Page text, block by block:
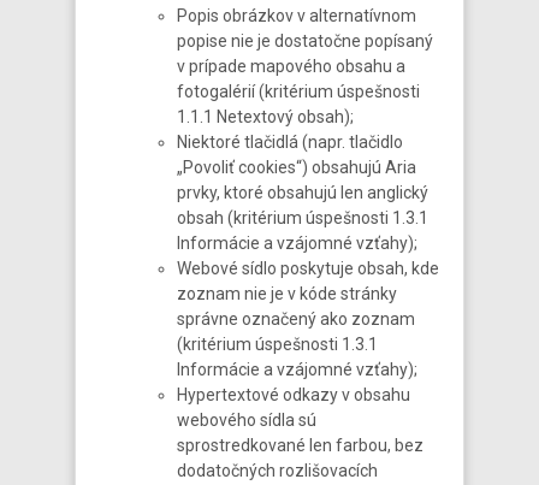
Popis obrázkov v alternatívnom
popise nie je dostatočne popísaný
v prípade mapového obsahu a
fotogalérií (kritérium úspešnosti
1.1.1 Netextový obsah);
Niektoré tlačidlá (napr. tlačidlo
„Povoliť cookies“) obsahujú Aria
prvky, ktoré obsahujú len anglický
obsah (kritérium úspešnosti 1.3.1
Informácie a vzájomné vzťahy);
Webové sídlo poskytuje obsah, kde
zoznam nie je v kóde stránky
správne označený ako zoznam
(kritérium úspešnosti 1.3.1
Informácie a vzájomné vzťahy);
Hypertextové odkazy v obsahu
webového sídla sú
sprostredkované len farbou, bez
dodatočných rozlišovacích